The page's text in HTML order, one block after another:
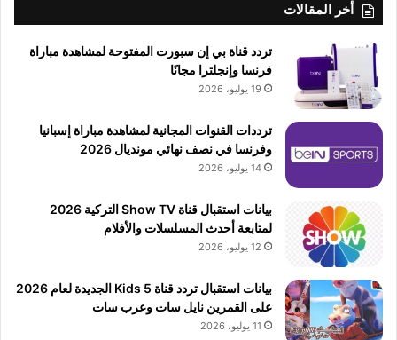
أخر المقالات
تردد قناة بي إن سبورت المفتوحة لمشاهدة مباراة
فرنسا وإنجلترا مجانًا
19 يوليو، 2026
ترددات القنوات المجانية لمشاهدة مباراة إسبانيا
وفرنسا في نصف نهائي مونديال 2026
14 يوليو، 2026
بيانات استقبال قناة Show TV التركية 2026
لمتابعة أحدث المسلسلات والأفلام
12 يوليو، 2026
بيانات استقبال تردد قناة 5 Kids الجديدة لعام 2026
على القمرين نايل سات وعرب سات
11 يوليو، 2026